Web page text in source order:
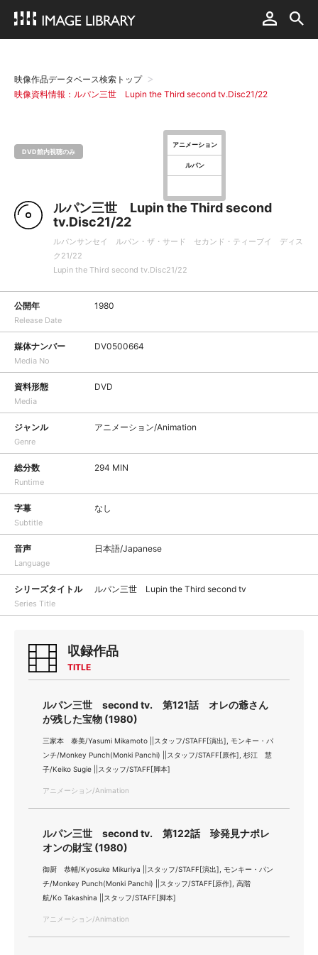
映像作品データベース検索トップ
映像資料情報：ルパン三世 Lupin the Third second tv.Disc21/22
DVD館内視聴のみ
アニメーション
ルパン
ルパン三世 Lupin the Third second
tv.Disc21/22
ルパンサンセイ ルパン・ザ・サード セカンド・ティーブイ ディス
ク21/22
Lupin the Third second tv.Disc21/22
公開年
Release Date
1980
媒体ナンバー
Media No
DV0500664
資料形態
Media
DVD
ジャンル
Genre
アニメーション/Animation
総分数
Runtime
294 MIN
字幕
Subtitle
なし
音声
Language
日本語/Japanese
シリーズタイトル
Series Title
ルパン三世 Lupin the Third second tv
収録作品
TITLE
ルパン三世 second tv. 第121話 オレの爺さん
が残した宝物 (1980)
三家本 泰美/Yasumi Mikamoto ||スタッフ/STAFF[演出], モンキー・パ
ンチ/Monkey Punch(Monki Panchi) ||スタッフ/STAFF[原作], 杉江 慧
子/Keiko Sugie ||スタッフ/STAFF[脚本]
アニメーション/Animation
ルパン三世 second tv. 第122話 珍発見ナポレ
オンの財宝 (1980)
御厨 恭輔/Kyosuke Mikuriya ||スタッフ/STAFF[演出], モンキー・パン
チ/Monkey Punch(Monki Panchi) ||スタッフ/STAFF[原作], 高階
航/Ko Takashina ||スタッフ/STAFF[脚本]
アニメーション/Animation